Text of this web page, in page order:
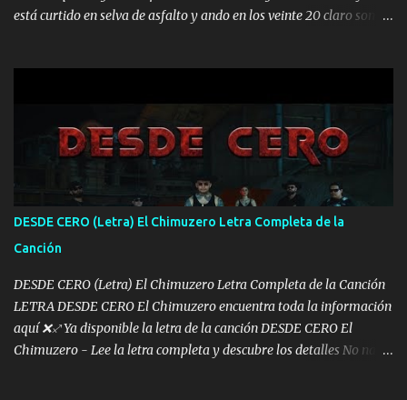
está curtido en selva de asfalto y ando en los veinte 20 claro son
pa más pues hay charola les voy a dar hasta topar pues no hay de
otra Música Surcando bien mi camino voy por mi línea no veo a
los lados aquel que no corre vuela no se me duerm voy chicoteado
Ya pasé varias hazañas ya tienen rato que me agarran el colmillo
de este León los estatales no sé esperaron Al tiro esta la PrimiZa
también la nueve que cargo al lado doy la mano al que su amigo y
al traicionero damos pa abajo Y No me paran aquí hay pa más
pues hay charola les voy a dar hasta topar pues no hay de otra...
DESDE CERO (Letra) El Chimuzero Letra Completa de la
Canción
DESDE CERO (Letra) El Chimuzero Letra Completa de la Canción
LETRA DESDE CERO El Chimuzero encuentra toda la información
aquí ❌♐ Ya disponible la letra de la canción DESDE CERO El
Chimuzero - Lee la letra completa y descubre los detalles No nací